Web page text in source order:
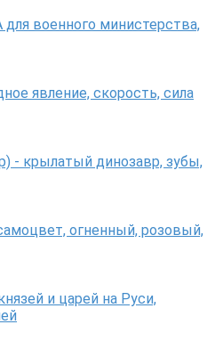
военного министерства,
явление, скорость, сила
- крылатый динозавр, зубы,
огненный, розовый,
и царей на Руси,